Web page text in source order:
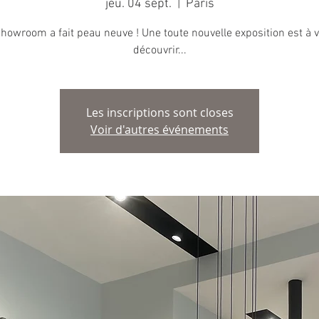
jeu. 04 sept. Paris
a fait peau neuve ! Une toute nouvelle exposition est à
découvrir...
Les inscriptions sont closes
Voir d'autres événements